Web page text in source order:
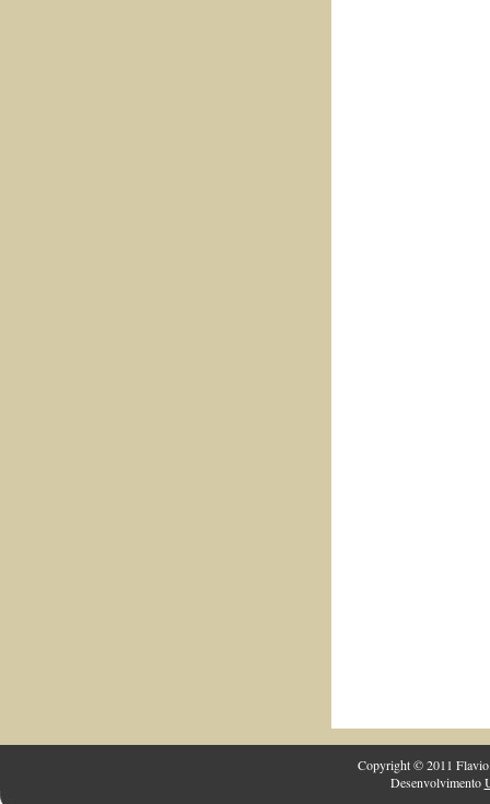
Copyright © 2011 Flavio
Desenvolvimento